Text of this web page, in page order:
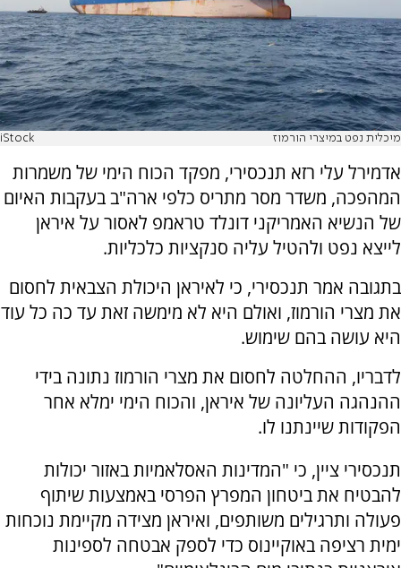
מיכלית נפט במיצרי הורמוז iStock
אדמירל עלי רזא תנכסירי, מפקד הכוח הימי של משמרות
המהפכה, משדר מסר מתריס כלפי ארה"ב בעקבות האיום
של הנשיא האמריקני דונלד טראמפ לאסור על איראן
לייצא נפט ולהטיל עליה סנקציות כלכליות.
בתגובה אמר תנכסירי, כי לאיראן היכולת הצבאית לחסום
את מצרי הורמוז, ואולם היא לא מימשה זאת עד כה כל עוד
היא עושה בהם שימוש.
לדבריו, ההחלטה לחסום את מצרי הורמוז נתונה בידי
ההנהגה העליונה של איראן, והכוח הימי ימלא אחר
הפקודות שיינתנו לו.
תנכסירי ציין, כי "המדינות האסלאמיות באזור יכולות
להבטיח את ביטחון המפרץ הפרסי באמצעות שיתוף
פעולה ותרגילים משותפים, ואיראן מצידה מקיימת נוכחות
ימית רציפה באוקיינוס כדי לספק אבטחה לספינות